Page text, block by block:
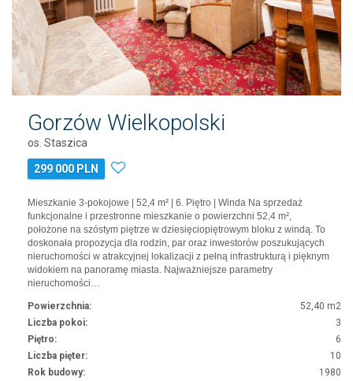
Gorzów Wielkopolski
os. Staszica
299 000 PLN
Mieszkanie 3-pokojowe | 52,4 m² | 6. Piętro | Winda Na sprzedaż
funkcjonalne i przestronne mieszkanie o powierzchni 52,4 m²,
położone na szóstym piętrze w dziesięciopiętrowym bloku z windą. To
doskonała propozycja dla rodzin, par oraz inwestorów poszukujących
nieruchomości w atrakcyjnej lokalizacji z pełną infrastrukturą i pięknym
widokiem na panoramę miasta. Najważniejsze parametry
nieruchomości…
Powierzchnia:
52,40 m2
Liczba pokoi:
3
Piętro:
6
Liczba pięter:
10
Rok budowy:
1980